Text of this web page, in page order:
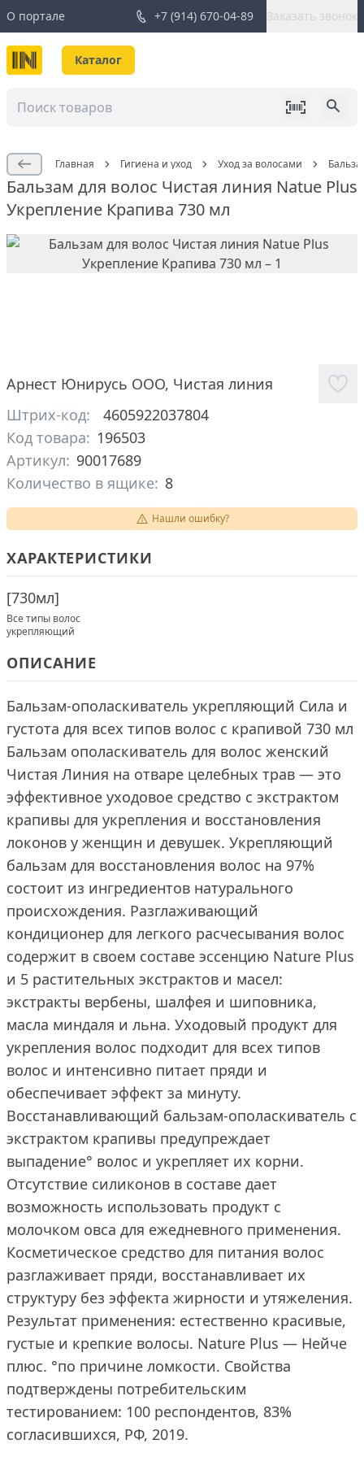
О портале +7 (914) 670-04-89 Заказать звонок
Каталог
Главная Гигиена и уход Уход за волосами
Бальзам для волос Чистая линия Natue Plus
Укрепление Крапива 730 мл
Арнест Юнирусь ООО, Чистая линия
Штрих-код:
4605922037804
Код товара: 196503
Артикул: 90017689
Количество в ящике: 8
Нашли ошибку?
ХАРАКТЕРИСТИКИ
[730мл]
Все типы волос
укрепляющий
ОПИСАНИЕ
Бальзам-ополаскиватель укрепляющий Сила и
густота для всех типов волос с крапивой 730 мл
Бальзам ополаскиватель для волос женский
Чистая Линия на отваре целебных трав — это
эффективное уходовое средство с экстрактом
крапивы для укрепления и восстановления
локонов у женщин и девушек. Укрепляющий
бальзам для восстановления волос на 97%
состоит из ингредиентов натурального
происхождения. Разглаживающий
кондиционер для легкого расчесывания волос
содержит в своем составе эссенцию Nature Plus
и 5 растительных экстрактов и масел:
экстракты вербены, шалфея и шиповника,
масла миндаля и льна. Уходовый продукт для
укрепления волос подходит для всех типов
волос и интенсивно питает пряди и
обеспечивает эффект за минуту.
Восстанавливающий бальзам-ополаскиватель с
экстрактом крапивы предупреждает
выпадение° волос и укрепляет их корни.
Отсутствие силиконов в составе дает
возможность использовать продукт с
молочком овса для ежедневного применения.
Косметическое средство для питания волос
разглаживает пряди, восстанавливает их
структуру без эффекта жирности и утяжеления.
Результат применения: естественно красивые,
густые и крепкие волосы. Nature Plus — Нейче
плюс. °по причине ломкости. Свойства
подтверждены потребительским
тестированием: 100 респондентов, 83%
согласившихся, РФ, 2019.